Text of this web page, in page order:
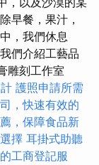
早餐，果汁，
，我們休息
們介紹工藝品
雕刻工作室
護照申請所需
，快速有效的
，保障食品新
擇 耳掛式助聽
工商登記服